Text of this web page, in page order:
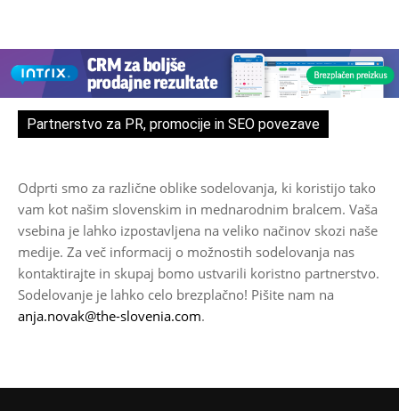
Partnerstvo za PR, promocije in SEO povezave
Odprti smo za različne oblike sodelovanja, ki koristijo tako
vam kot našim slovenskim in mednarodnim bralcem. Vaša
vsebina je lahko izpostavljena na veliko načinov skozi naše
medije. Za več informacij o možnostih sodelovanja nas
kontaktirajte in skupaj bomo ustvarili koristno partnerstvo.
Sodelovanje je lahko celo brezplačno! Pišite nam na
anja.novak@the-slovenia.com.